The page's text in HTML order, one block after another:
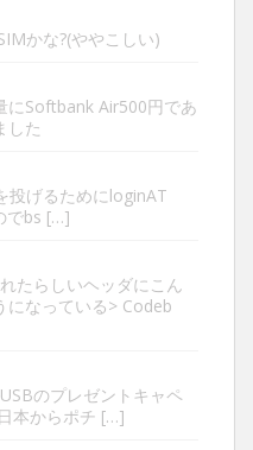
かな?(ややこしい)
にSoftbank Air500円であ
した
投げるためにloginAT
でbs […]
たらしいヘッダにこん
になっている> Codeb
のプレゼントキャペ
本からポチ […]